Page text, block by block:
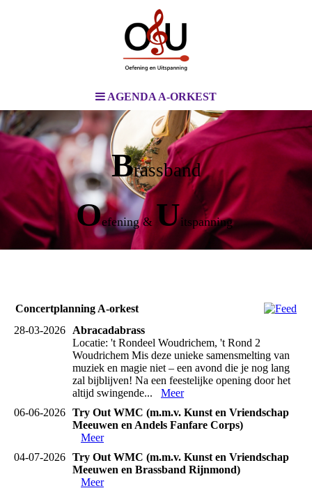
AGENDA A-ORKEST
Brassband
Oefening & Uitspanning
Concertplanning A-orkest
28-03-2026
Abracadabrass
Locatie: 't Rondeel Woudrichem, 't Rond 2
Woudrichem Mis deze unieke samensmelting van
muziek en magie niet – een avond die je nog lang
zal bijblijven! Na een feestelijke opening door het
altijd swingende... Meer
06-06-2026 Try Out WMC (m.m.v. Kunst en Vriendschap
Meeuwen en Andels Fanfare Corps)
Meer
04-07-2026 Try Out WMC (m.m.v. Kunst en Vriendschap
Meeuwen en Brassband Rijnmond)
Meer